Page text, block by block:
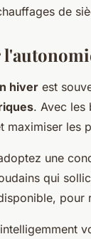
de
hiver est
. Avec les
maximiser les
une
qui
pour